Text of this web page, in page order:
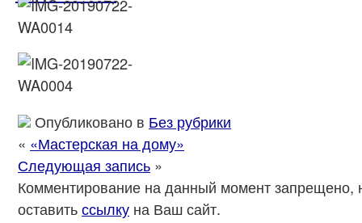
Опубликовано в Без рубрики
« «Мастерская на дому»
Следующая запись »
Комментирование на данный момент запрещено,
оставитьссылку на Ваш сайт.